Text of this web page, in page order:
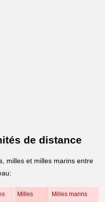
de distance
milles et milles marins entre
Milles Milles marins